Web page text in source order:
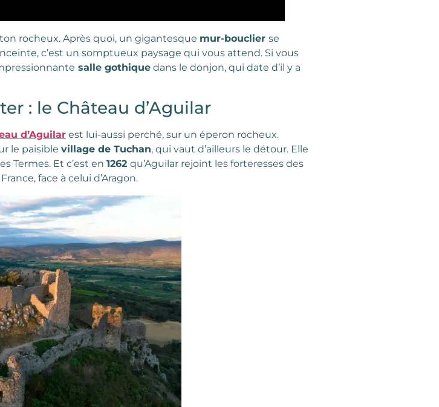
rocheux. Après quoi, un gigantesque mur-bouclier se
c’est un somptueux paysage qui vous attend. Si vous
salle gothique dans le donjon, qui date d’il y a
: le Château d’Aguilar
d’Aguilar est lui-aussi perché, sur un éperon rocheux.
le paisible village de Tuchan, qui vaut d’ailleurs le détour. Elle
Termes. Et c’est en 1262 qu’Aguilar rejoint les forteresses des
face à celui d’Aragon.